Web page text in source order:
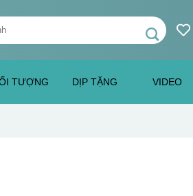
TƯỢNG DỊP TẶNG VIDEO